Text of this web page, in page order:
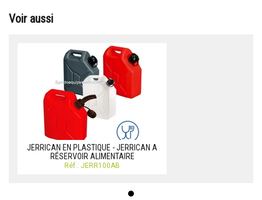
Voir aussi
JERRICAN EN PLASTIQUE - JERRICAN A
RÉSERVOIR ALIMENTAIRE
Réf.: JERR100AB